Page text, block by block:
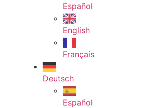
Español
English
Français
Deutsch
Español